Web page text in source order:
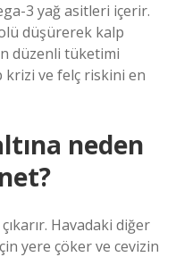
3 yağ asitleri içerir.
düşürerek kalp
düzenli tüketimi
krizi ve felç riskini en
neden
Havadaki diğer
yere çöker ve cevizin